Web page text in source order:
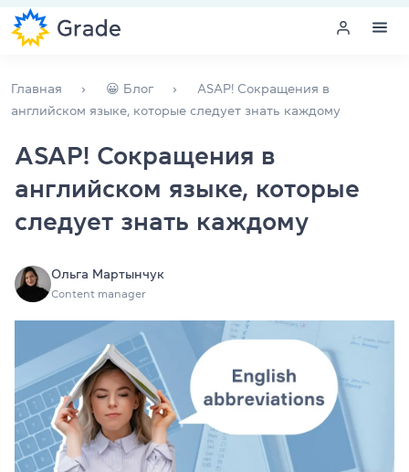
Обучение для преподавателей
Английский для компаний
Подготовка к экзаменам
Больше о нас
Проверитьсвойуровень
Главная 😀 Блог
ASAP! Сокращения в
английском языке, которые следует знать каждому
ASAP! Сокращения в
английском языке, которые
следует знать каждому
Ольга Мартынчук
Content manager